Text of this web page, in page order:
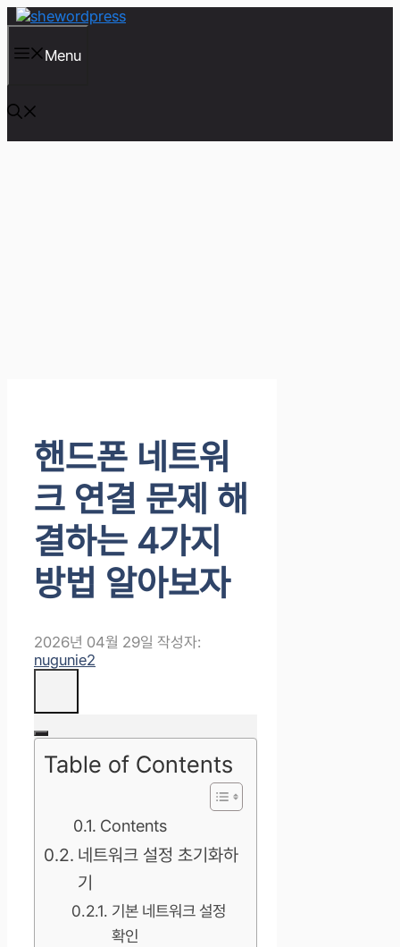
컨
츠
건
너
뛰
기
Menu
핸드폰 네트워
크 연결 문제 해
결하는 4가지
방법 알아보자
2026년 04월 29일 작성자:
nugunie2
Table of Contents
Contents
네트워크 설정 초기화하
기
기본 네트워크 설정
확인